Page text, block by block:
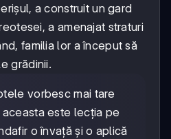
a construit un gard
a amenajat straturi
familia lor a început să
grădinii.
vorbesc mai tare
este lecția pe
o învață și o aplică